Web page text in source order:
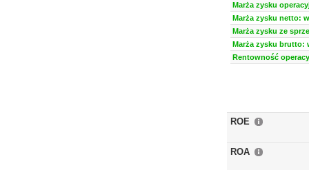
Marża zysku
Marża zysku netto:
Marża zysku ze
Marża zysku brutto:
Rentowność
ROE
ROA